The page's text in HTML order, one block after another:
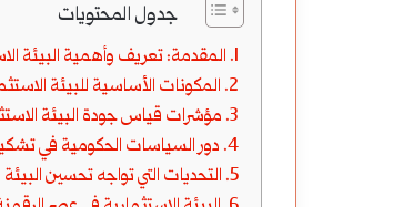
جدول المحتويات
المقدمة: تعريف وأهمية البيئة
المكونات الأساسية للبيئة
مؤشرات قياس جودة البيئة
دور السياسات الحكومية في
التحديات التي تواجه تحسين البيئة